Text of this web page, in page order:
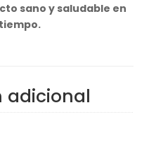
sano y saludable en
adicional